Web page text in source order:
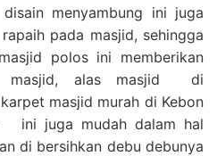
menyambung ini juga
pada masjid, sehingga
polos ini memberikan
masjid, alas masjid di
masjid murah di Kebon
ini juga mudah dalam hal
di bersihkan debu debunya